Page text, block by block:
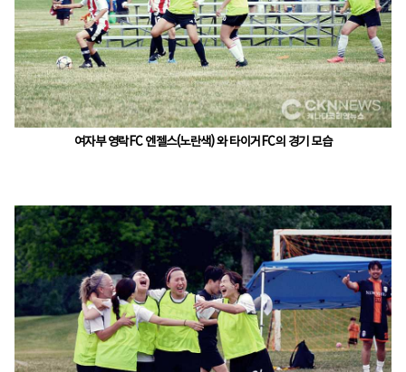
여자부 영락FC 엔젤스(노란색) 와 타이거FC의 경기 모습